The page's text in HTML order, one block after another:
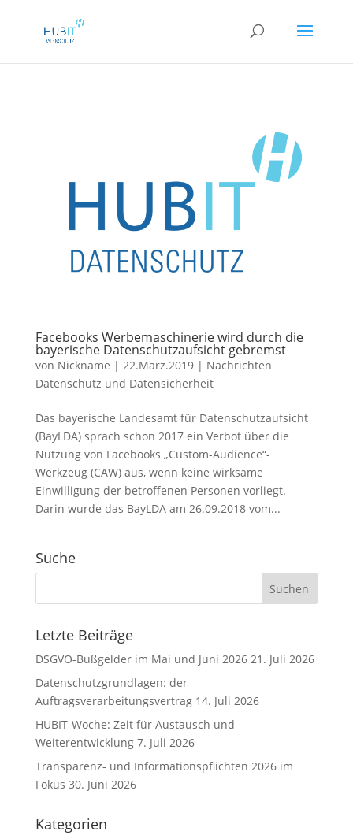
Facebooks Werbemaschinerie wird durch die
bayerische Datenschutzaufsicht gebremst
von Nickname | 22.März.2019| Nachrichten
Datenschutz und Datensicherheit
Das bayerische Landesamt für Datenschutzaufsicht
(BayLDA) sprach schon 2017 ein Verbot über die
Nutzung von Facebooks „Custom-Audience“-
Werkzeug (CAW) aus, wenn keine wirksame
Einwilligung der betroffenen Personen vorliegt.
Darin wurde das BayLDA am 26.09.2018 vom...
Suche
Letzte Beiträge
DSGVO-Bußgelder im Mai und Juni 2026 21. Juli 2026
Datenschutzgrundlagen: der
Auftragsverarbeitungsvertrag 14. Juli 2026
HUBIT-Woche: Zeit für Austausch und
Weiterentwicklung 7. Juli 2026
Transparenz- und Informationspflichten 2026 im
Fokus 30. Juni 2026
Kategorien